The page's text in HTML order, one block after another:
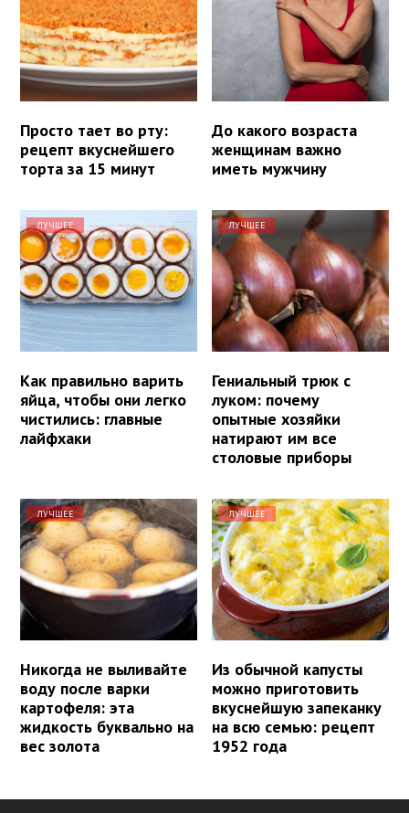
Просто тает во рту:
рецепт вкуснейшего
торта за 15 минут
До какого возраста
женщинам важно
иметь мужчину
ЛУЧШЕЕ
Как правильно варить
яйца, чтобы они легко
чистились: главные
лайфхаки
ЛУЧШЕЕ
Гениальный трюк с
луком: почему
опытные хозяйки
натирают им все
столовые приборы
ЛУЧШЕЕ
Никогда не выливайте
воду после варки
картофеля: эта
жидкость буквально на
вес золота
ЛУЧШЕЕ
Из обычной капусты
можно приготовить
вкуснейшую запеканку
на всю семью: рецепт
1952 года